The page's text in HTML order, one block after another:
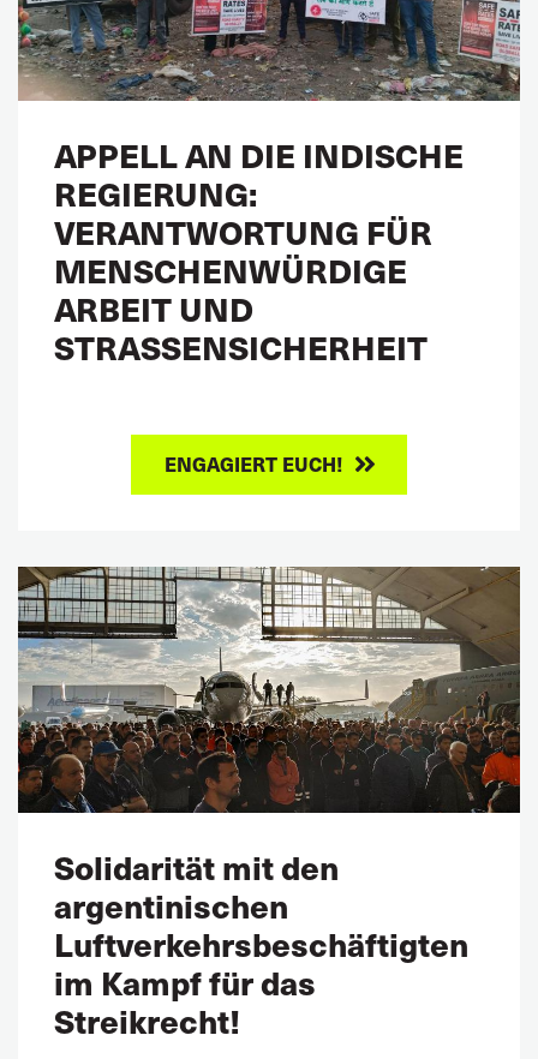
APPELL AN DIE INDISCHE
REGIERUNG:
VERANTWORTUNG FÜR
MENSCHENWÜRDIGE
ARBEIT UND
STRASSENSICHERHEIT
ENGAGIERT EUCH!
Solidarität mit den
argentinischen
Luftverkehrsbeschäftigten
im Kampf für das
Streikrecht!